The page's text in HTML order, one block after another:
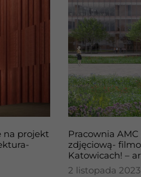
na projekt
Pracownia AMC
zdjęciową-
Katowicach! –
2 listopada 2023